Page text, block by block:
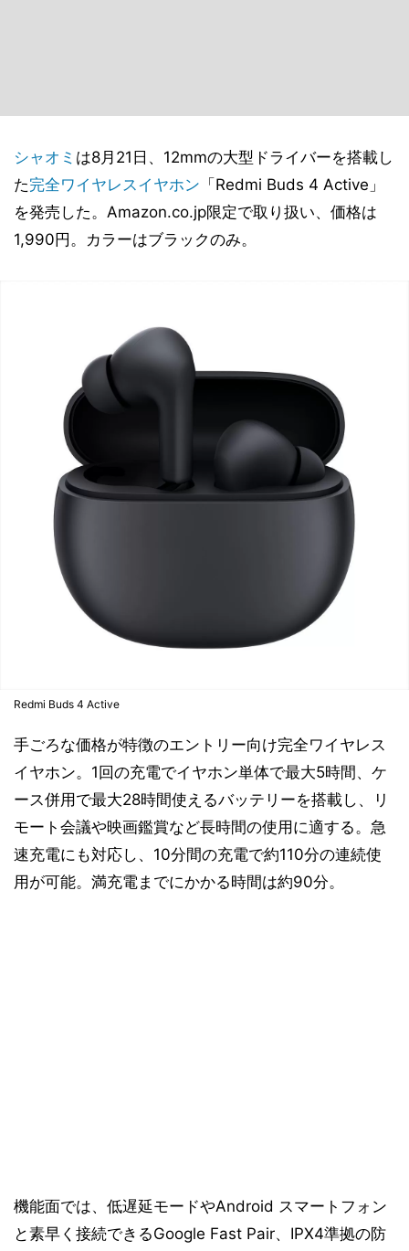
シャオミ は8月21日、12mmの大型ドライバーを搭載し
た完全ワイヤレスイヤホン 「Redmi Buds 4 Active」
を発売した。Amazon.co.jp限定で取り扱い、価格は
1,990円。カラーはブラックのみ。
Redmi Buds 4 Active
手ごろな価格が特徴のエントリー向け完全ワイヤレス
イヤホン。1回の充電でイヤホン単体で最大5時間、ケ
ース併用で最大28時間使えるバッテリーを搭載し、リ
モート会議や映画鑑賞など長時間の使用に適する。急
速充電にも対応し、10分間の充電で約110分の連続使
用が可能。満充電までにかかる時間は約90分。
機能面では、低遅延モードやAndroid スマートフォン
と素早く接続できるGoogle Fast Pair、IPX4準拠の防